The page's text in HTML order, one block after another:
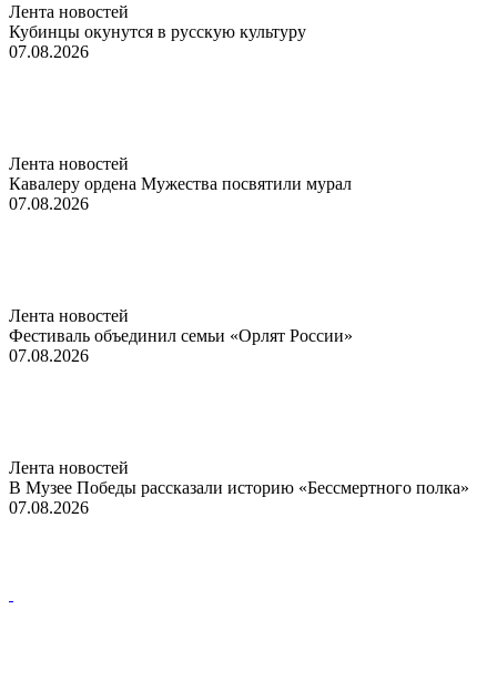
Лента новостей
Кубинцы окунутся в русскую культуру
07.08.2026
Лента новостей
Кавалеру ордена Мужества посвятили мурал
07.08.2026
Лента новостей
Фестиваль объединил семьи «Орлят России»
07.08.2026
Лента новостей
В Музее Победы рассказали историю «Бессмертного полка»
07.08.2026